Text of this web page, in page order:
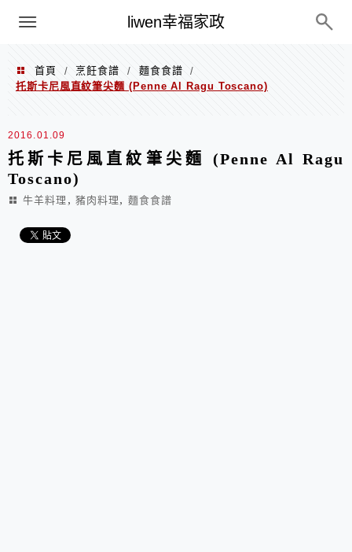
liwen幸福家政
menu
首頁 / 烹飪食譜 / 麵食食譜
/
托斯卡尼風直紋筆尖麵 (Penne Al Ragu Toscano)
2016.01.09
托斯卡尼風直紋筆尖麵 (Penne Al Ragu
Toscano)
牛羊料理 , 豬肉料理 , 麵食食譜